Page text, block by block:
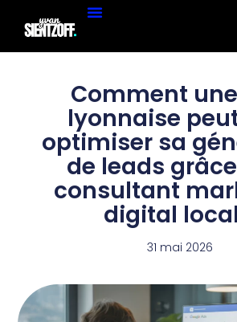
Comment une
lyonnaise
optimiser sa
de leads
consultant
digital
31 mai 2026